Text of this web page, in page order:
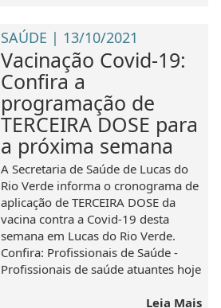
SAÚDE | 13/10/2021
Vacinação Covid-19:
Confira a
programação de
TERCEIRA DOSE para
a próxima semana
A Secretaria de Saúde de Lucas do
Rio Verde informa o cronograma de
aplicação de TERCEIRA DOSE da
vacina contra a Covid-19 desta
semana em Lucas do Rio Verde.
Confira: Profissionais de Saúde -
Profissionais de saúde atuantes hoje
Leia Mais